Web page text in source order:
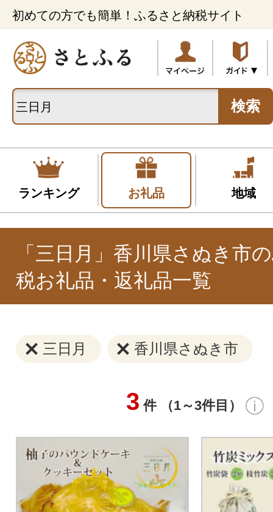
初めての方でも簡単！ふるさと納税サイト
検索
ランキング お礼品 地域
「三日月」香川県さぬき市
税お礼品・返礼品一覧
三日月 香川県さぬき市
3 件 （1～3件目）